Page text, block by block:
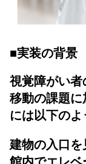
■実装の背景
視覚障がい
移動の課題
には以下のよ
建物の入口